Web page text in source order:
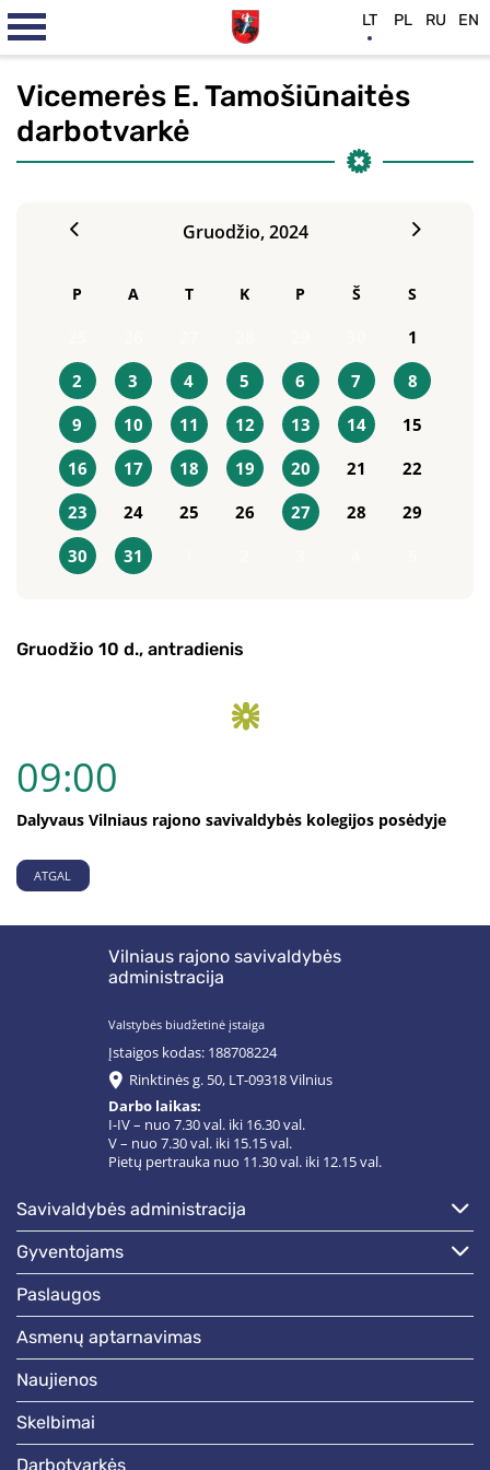
Vicemerės E. Tamošiūnaitės
darbotvarkė
Gruodžio, 2024
P A T K P Š S
1
2
3 4 5 6 7
8
9
10 11 12 13 14
15
16
17 18 19 20 21
22
23
24 25 26 27 28
29
30
31
Gruodžio 10 d., antradienis
09:00
Dalyvaus Vilniaus rajono savivaldybės kolegijos posėdyje
ATGAL
Vilniaus rajono savivaldybės
administracija
Valstybės biudžetinė įstaiga
Įstaigos kodas: 188708224
Rinktinės g. 50, LT-09318 Vilnius
Darbo laikas:
I-IV – nuo 7.30 val. iki 16.30 val.
V – nuo 7.30 val. iki 15.15 val.
Pietų pertrauka nuo 11.30 val. iki 12.15 val.
savivaldybės administracija
gyventojams
paslaugos
asmenų aptarnavimas
naujienos
skelbimai
darbotvarkės
LT PL RU EN